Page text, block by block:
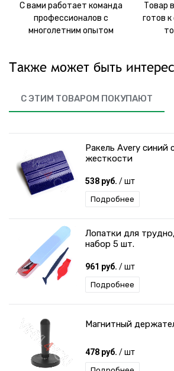
С вами работает команда
профессионалов с
многолетним опытом
Товар
готов
Также может быть
С ЭТИМ ТОВАРОМ ПОКУПАЮТ
Ракель Avery синий
жесткости
538 руб. / шт
Подробнее
Лопатки для
набор 5 шт.
961 руб. / шт
Подробнее
Магнитный
478 руб. / шт